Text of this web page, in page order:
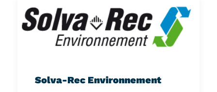
Solva-Rec Environnement